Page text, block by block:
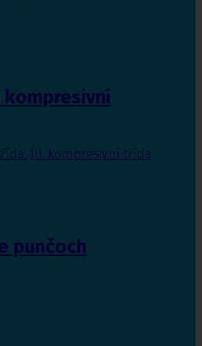
III. kompresivní třída
punčoch